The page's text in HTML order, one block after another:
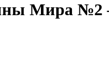
Мира №2